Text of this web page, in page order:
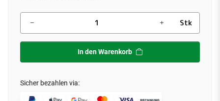
Stk
In den Warenkorb
Sicher bezahlen via: